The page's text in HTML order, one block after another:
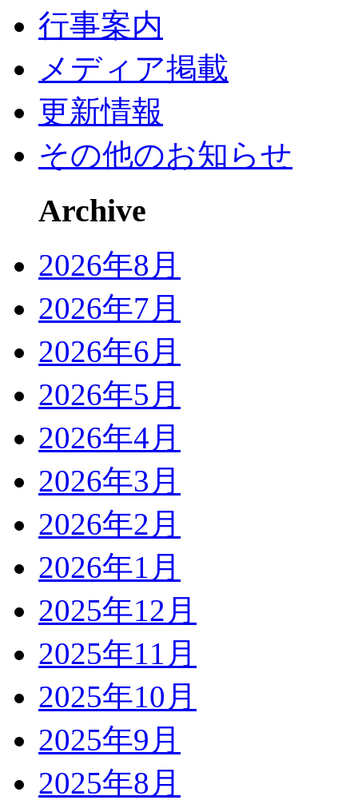
行事案内
メディア掲載
更新情報
その他のお知らせ
Archive
2026年8月
2026年7月
2026年6月
2026年5月
2026年4月
2026年3月
2026年2月
2026年1月
2025年12月
2025年11月
2025年10月
2025年9月
2025年8月